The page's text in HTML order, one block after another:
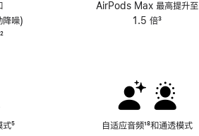
噪)
脚
²
式脚
⁵
AirPods Max 最高提升至
1.5 倍脚
³
自适应音频脚
¹⁸和通透模式